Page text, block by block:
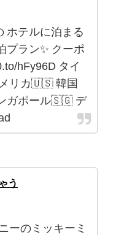
ホテルに泊まる
プラン✨ クーポ
hFy96D タイ
リカ🇺🇸 韓国
ポール🇸🇬 デ
う
ーのミッキーミ